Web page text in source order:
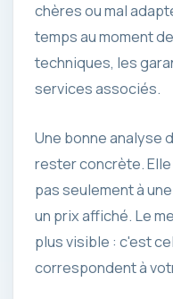
chères ou mal
temps au moment
techniques, les
services associés.
Une bonne analyse
rester concrète.
pas seulement à
un prix affiché. Le
plus visible : c'est
correspondent à